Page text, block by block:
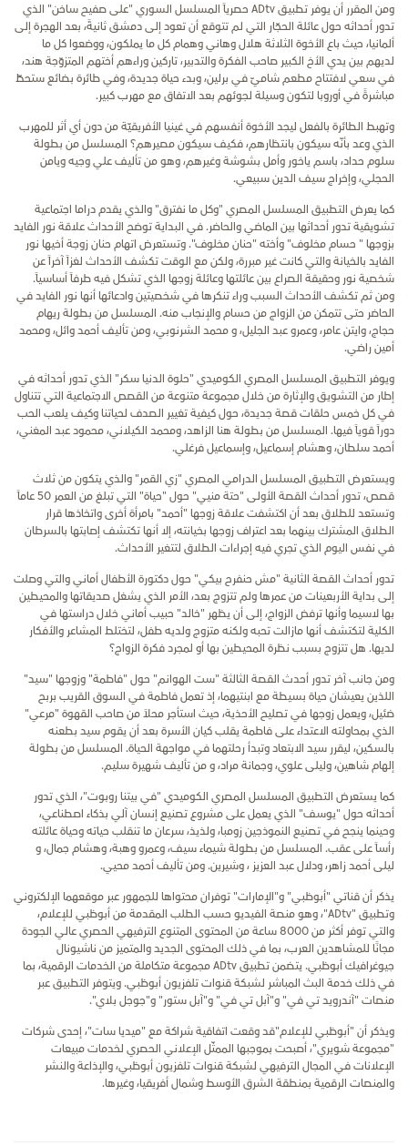
ومن المقرر أن يوفر تطبيقADtv حصرياً المسلسل السوري "على صفيح ساخن" الذي
تدور أحداثه حول عائلة الحجّار التي لم تتوقع أن تعود إلى دمشق ثانيةً، بعد الهجرة إلى
ألمانيا، حيث باع الأخوة الثلاثة هلال وهاني وهمام كل ما يملكون، ووضعوا كل ما
لديهم بين يدي الأخ الكبير صاحب الفكرة والتدبير، تاركين وراءهم أختهم المتزوّجة هند،
في سعي لافتتاح مطعم شاميّ في برلين، وبدء حياة جديدة، وفي طائرة بضائع ستحطّ
مباشرةً في أوروبا لتكون وسيلة لجوئهم بعد الاتفاق مع مهرب كبير.
وتهبط الطائرة بالفعل ليجد الأخوة أنفسهم في غينيا الأفريقيّة من دون أي أثر للمهرب
الذي وعد بأنّه سيكون بانتظارهم، فكيف سيكون مصيرهم؟ المسلسل من بطولة
سلوم حداد، باسم ياخور وأمل بشوشة وغيرهم، وهو من تأليف علي وجيه ويامن
الحجلي، وإخراج سيف الدين سبيعي.
كما يعرض التطبيق المسلسل المصري "وكل ما نفترق" والذي يقدم دراما اجتماعية
تشويقية تدور أحداثها بين الماضي والحاضر. في البداية توضح الأحداث علاقة نور الفايد
بزوجها " حسام مخلوف" وأخته "حنان مخلوف". وتستعرض اتهام حنان زوجة أخيها نور
الفايد بالخيانة والتي كانت غير مبررة، ولكن مع الوقت تكشف الأحداث لغزاً آخراً عن
شخصية نور وحقيقة الصراع بين عائلتها وعائلة زوجها الذي تشكل فيه طرفاً أساسياً.
ومن ثم تكشف الأحداث السبب وراء تنكرها في شخصيتين وادعائها أنها نور الفايد في
الحاضر حتى تتمكن من الزواج من حسام والإنجاب منه. المسلسل من بطولة ريهام
حجاج، وايتن عامر، وعمرو عبد الجليل، و محمد الشرنوبي، ومن تأليف أحمد وائل، ومحمد
أمين راضي.
ويوفر التطبيق المسلسل المصري الكوميدي "حلوة الدنيا سكر" الذي تدور أحداثه في
إطار من التشويق والإثارة من خلال مجموعة متنوعة من القصص الاجتماعية التي تتناول
في كل خمس حلقات قصة جديدة، حول كيفية تغيير الصدف لحياتنا وكيف يلعب الحب
دوراً قوياً فيها. المسلسل من بطولة هنا الزاهد، ومحمد الكيلاني، محمود عبد المغني،
أحمد سلطان، وهشام إسماعيل، وإسماعيل فرغلي.
ويستعرض التطبيق المسلسل الدرامي المصري "زي القمر" والذي يتكون من ثلاث
قصص، تدور أحداث القصة الأولى "حتة منيي" حول "حياة" التي تبلغ من العمر 50 عاماً
وتستعد للطلاق بعد أن اكتشفت علاقة زوجها "أحمد" بامرأة أخرى واتخاذها قرار
الطلاق المشترك بينهما بعد اعتراف زوجها بخيانته، إلا أنها تكتشف إصابتها بالسرطان
في نفس اليوم الذي تجري فيه إجراءات الطلاق لتتغير الأحداث.
تدور أحداث القصة الثانية "مش حنفرح بيكي" حول دكتورة الأطفال أماني والتي وصلت
إلى بداية الأربعينات من عمرها ولم تتزوج بعد، الأمر الذي يشغل صديقاتها والمحيطين
بها لاسيما وأنها ترفض الزواج، إلى أن يظهر "خالد" حبيب أماني خلال دراستها في
الكلية لتكتشف أنها مازالت تحبه ولكنه متزوج ولديه طفل، لتختلط المشاعر والأفكار
لديها. هل تتزوج بسبب نظرة المحيطين بها أو لمجرد فكرة الزواج؟
ومن جانب آخر تدور أحدث القصة الثالثة "ست الهوانم" حول "فاطمة" وزوجها "سيد"
اللذين يعيشان حياة بسيطة مع ابنتيهما، إذ تعمل فاطمة في السوق القريب بربح
ضئيل، ويعمل زوجها في تصليح الأحذية، حيث استأجر محلاً من صاحب القهوة "مرعي"
الذي بمحاولته الاعتداء على فاطمة يقلب كيان الأسرة بعد أن يقوم سيد بطعنه
بالسكين، ليقرر سيد الابتعاد وتبدأ رحلتهما في مواجهة الحياة. المسلسل من بطولة
إلهام شاهين، وليلى علوي، وجمانة مراد، و من تأليف شهيرة سليم.
كما يستعرض التطبيق المسلسل المصري الكوميدي "في بيتنا روبوت"، الذي تدور
أحداثه حول "يوسف" الذي يعمل على مشروع تصنيع إنسان آلي بذكاء اصطناعي،
وحينما ينجح في تصنيع النموذجين زومبا، ولذيذ، سرعان ما تنقلب حياته وحياة عائلته
رأساً على عقب. المسلسل من بطولة شيماء سيف، وعمرو وهبة، وهشام جمال، و
ليلى أحمد زاهر، ودلال عبد العزيز ، وشيرين. ومن تأليف أحمد محيي.
يذكر أن قناتي "أبوظبي" و"الإمارات" توفران محتواها للجمهور عبر موقعهما الإلكتروني
وتطبيق "ADtv"، وهو منصة الفيديو حسب الطلب المقدمة من أبوظبي للإعلام،
والتي توفر أكثر من 8000 ساعة من المحتوى المتنوع الترفيهي الحصري عالي الجودة
مجانًا للمشاهدين العرب، بما في ذلك المحتوى الجديد والمتميز من ناشيونال
جيوغرافيك أبوظبي. يتضمن تطبيقADtvمجموعة متكاملة من الخدمات الرقمية، بما
في ذلك خدمة البث المباشر لشبكة قنوات تلفزيون أبوظبي. ويتوفر التطبيق عبر
منصات "آندرويد تي في" و"آبل تي في" و"آبل ستور" و"جوجل بلاي".
ويذكر أن "أبوظبي للإعلام"قد وقعت اتفاقية شراكة مع "ميدياسات"، إحدى شركات
"مجموعة شويري"، أصبحت بموجبها الممثّل الإعلاني الحصري لخدمات مبيعات
الإعلانات في المجال الترفيهي لشبكة قنوات تلفزيون أبوظبي، والإذاعة والنشر
والمنصات الرقمية بمنطقة الشرق الأوسط وشمال أفريقيا، وغيرها.